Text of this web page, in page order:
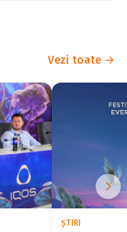
Vezi toate →
ŞTIRI